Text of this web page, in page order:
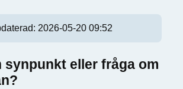
2026-05-20 09:52
synpunkt eller fråga om